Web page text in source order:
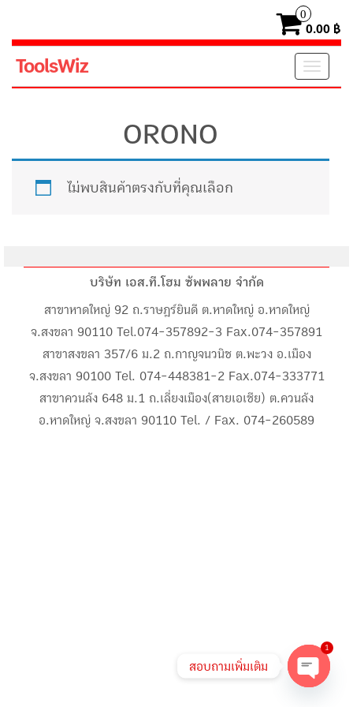
0
0.00 ฿
ToolsWiz
ORONO
ไม่พบสินค้าตรงกับที่คุณเลือก
บริษัท เอส.ที.โฮม ซัพพลาย จำกัด
สาขาหาดใหญ่ 92 ถ.ราษฎร์ยินดี ต.หาดใหญ่ อ.หาดใหญ่
จ.สงขลา 90110 Tel.074-357892-3 Fax.074-357891
สาขาสงขลา 357/6 ม.2 ถ.กาญจนวนิช ต.พะวง อ.เมือง
จ.สงขลา 90100 Tel. 074-448381-2 Fax.074-333771
สาขาควนลัง 648 ม.1 ถ.เลี่ยงเมือง(สายเอเชีย) ต.ควนลัง
อ.หาดใหญ่ จ.สงขลา 90110 Tel. / Fax. 074-260589
สอบถามเพิ่มเติม
1